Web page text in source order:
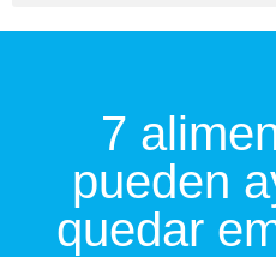
7
pueden
quedar